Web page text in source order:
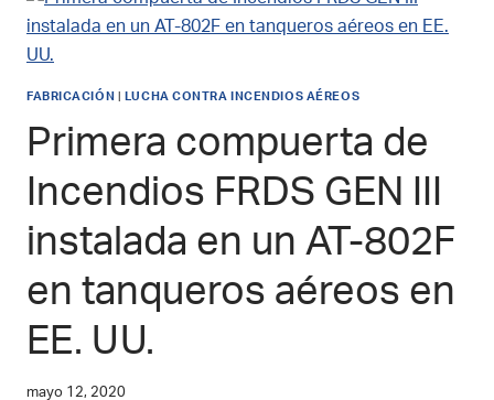
DE
SOPORTE
TRACTOR:
FLYING
DP
AVIAÇÃO
AGRÍCOLA,
BRASIL
FABRICACIÓN LUCHA CONTRA INCENDIOS AÉREOS
Primera compuerta de
Incendios FRDS GEN III
instalada en un AT-802F
en tanqueros aéreos en
EE. UU.
mayo 12, 2020